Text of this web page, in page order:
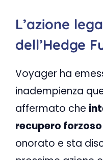
L’azione
dell’Hedge
Voyager ha
inadempienza
affermato che
recupero forzoso
onorato e sta